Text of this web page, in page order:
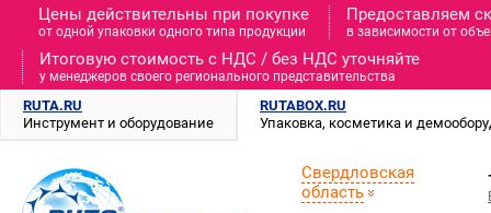
Цены действительны при покупке
от одной упаковки одного типа продукции
Предоставляем
в зависимости от
Итоговую стоимость c НДС / без НДС уточняйте
у менеджеров своего регионального представительства
RUTA.RU
Инструмент и оборудование
RUTABOX.RU
Упаковка, косметика и
Свердловская
область